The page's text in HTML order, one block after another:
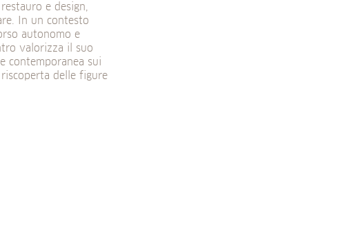
e design,
In un contesto
autonomo e
valorizza il suo
contemporanea sui
delle figure